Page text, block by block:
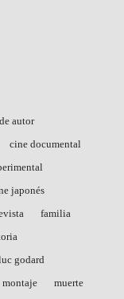
autor
cine documental
japonés
familia
godard
montaje
muerte